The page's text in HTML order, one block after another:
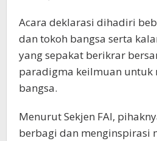
Acara deklarasi dihadiri
dan tokoh bangsa serta
yang sepakat berikrar
paradigma keilmuan untuk
bangsa.
Menurut Sekjen FAI,
berbagi dan menginspirasi